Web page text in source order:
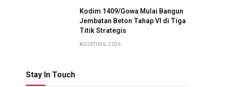
Kodim 1409/Gowa Mulai Bangun
Jembatan Beton Tahap VI di Tiga
Titik Strategis
AGUSTUS 6, 2026
Stay In Touch